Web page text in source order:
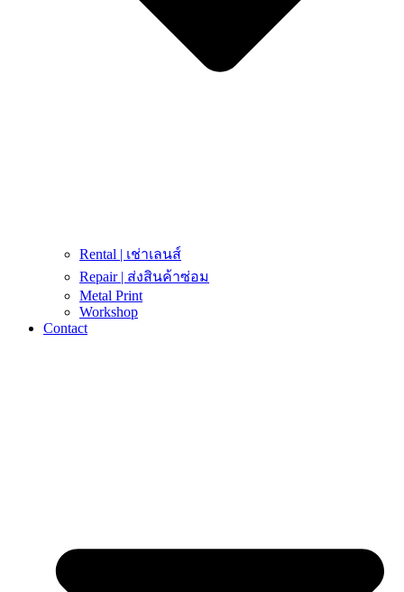
Rental | เช่าเลนส์
Repair | ส่งสินค้าซ่อม
Metal Print
Workshop
Contact